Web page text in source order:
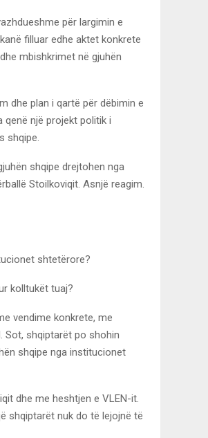
për largimin e
filluar edhe aktet konkrete
mbishkrimet në gjuhën
dhe plan i qartë për dëbimin e
një projekt politik i
shqipe.
shqipe drejtohen nga
Stoilkoviqit. Asnjë reagim.
shtetërore?
kolltukët tuaj?
vendime konkrete, me
Sot, shqiptarët po shohin
shqipe nga institucionet
dhe me heshtjen e VLEN-it.
shqiptarët nuk do të lejojnë të